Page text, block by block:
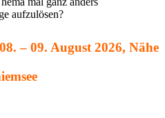
aufzulösen?
– 09. August 2026, Nähe